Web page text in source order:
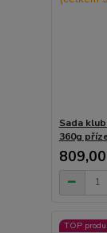
Sada
360g
TOP